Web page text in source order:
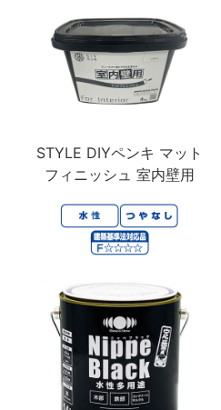
STYLE DIYペンキ マット
フィニッシュ 室内壁用